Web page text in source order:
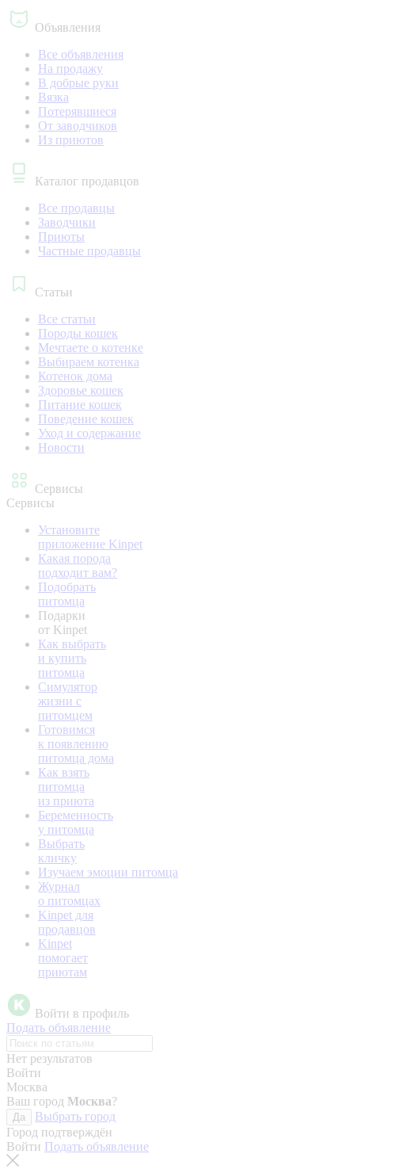
Объявления
Все объявления
На продажу
В добрые руки
Вязка
Потерявшиеся
От заводчиков
Из приютов
Каталог продавцов
Все продавцы
Заводчики
Приюты
Частные продавцы
Статьи
Все статьи
Породы кошек
Мечтаете о котенке
Выбираем котенка
Котенок дома
Здоровье кошек
Питание кошек
Поведение кошек
Уход и содержание
Новости
Сервисы
Сервисы
Установите
приложение Kinpet
Какая порода
подходит вам?
Подобрать
питомца
Подарки
от Kinpet
Как выбрать
и купить
питомца
Симулятор
жизни с
питомцем
Готовимся
к появлению
питомца дома
Как взять
питомца
из приюта
Беременность
у питомца
Выбрать
кличку
Изучаем эмоции питомца
Журнал
о питомцах
Kinpet для
продавцов
Kinpet
помогает
приютам
Войти в профиль
Подать объявление
Нет результатов
Войти
Москва
Ваш город Москва?
Да
Выбрать город
Город подтверждён
Войти Подать объявление